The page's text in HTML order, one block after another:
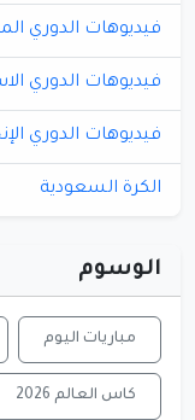
فيديوهات الدوري
فيديوهات الدوري
فيديوهات الدوري
الكرة السعودية
الوسوم
مباريات اليوم
كاس العالم 2026